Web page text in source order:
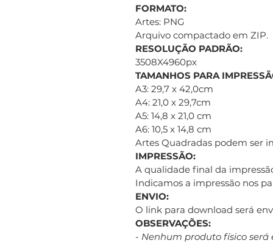
FORMATO:
Artes: PNG
Arquivo compactado em ZIP.
RESOLUÇÃO PADRÃO:
3508X4960px
TAMANHOS PARA
A3: 29,7 x 42,0cm
A4: 21,0 x 29,7cm
A5: 14,8 x 21,0 cm
A6: 10,5 x 14,8 cm
Artes Quadradas podem ser
IMPRESSÃO:
A qualidade final da
Indicamos a impressão nos
ENVIO:
O link para download será
OBSERVAÇÕES:
- Nenhum produto físico